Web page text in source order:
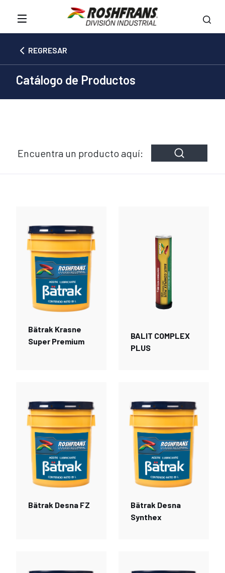
REGRESAR
Catálogo de Productos
Encuentra un producto aquí:
Bätrak Krasne
Super Premium
BALIT COMPLEX
PLUS
Bätrak Desna FZ
Bätrak Desna
Synthex